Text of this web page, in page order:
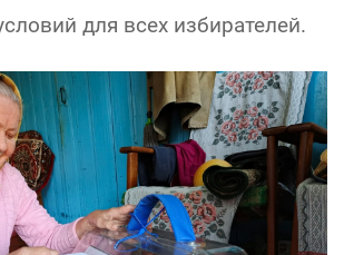
для всех избирателей.